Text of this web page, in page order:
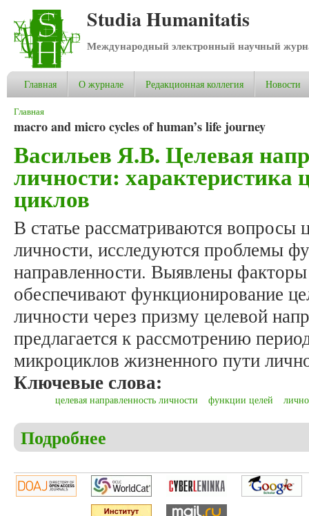
Studia Humanitatis
Международный электронный научный
Главная О журнале Редакционная коллегия Новости
Вы здесь
Главная
macro and micro cycles of human’s life journey
Васильев Я.В. Целевая
личности: характеристика
циклов
В статье рассматриваются вопросы
личности, исследуются проблемы
направленности. Выявлены
обеспечивают функционирование
личности через призму целевой
предлагается к рассмотрению
микроциклов жизненного пути
Ключевые слова:
целевая направленность личности функции целей
Подробнее